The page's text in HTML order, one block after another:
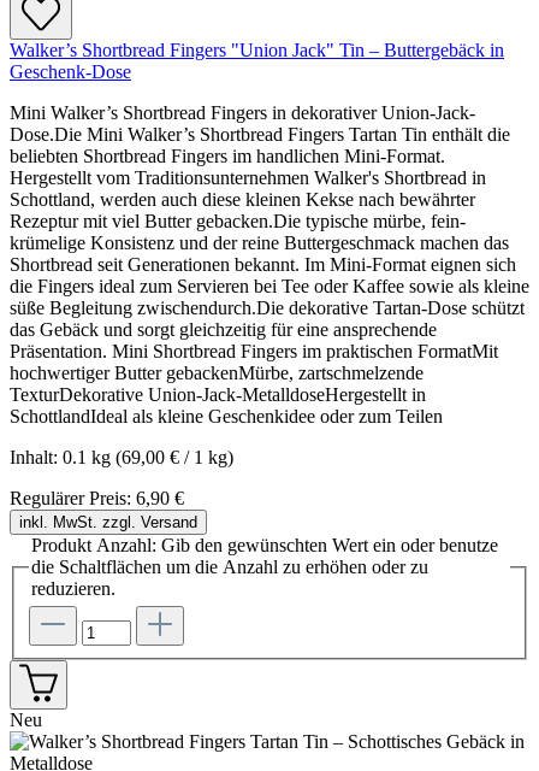
Walker’s Shortbread Fingers "Union Jack" Tin – Buttergebäck in
Geschenk-Dose
Mini Walker’s Shortbread Fingers in dekorativer Union-Jack-
Dose.Die Mini Walker’s Shortbread Fingers Tartan Tin enthält die
beliebten Shortbread Fingers im handlichen Mini-Format.
Hergestellt vom Traditionsunternehmen Walker's Shortbread in
Schottland, werden auch diese kleinen Kekse nach bewährter
Rezeptur mit viel Butter gebacken.Die typische mürbe, fein-
krümelige Konsistenz und der reine Buttergeschmack machen das
Shortbread seit Generationen bekannt. Im Mini-Format eignen sich
die Fingers ideal zum Servieren bei Tee oder Kaffee sowie als kleine
süße Begleitung zwischendurch.Die dekorative Tartan-Dose schützt
das Gebäck und sorgt gleichzeitig für eine ansprechende
Präsentation. Mini Shortbread Fingers im praktischen FormatMit
hochwertiger Butter gebackenMürbe, zartschmelzende
TexturDekorative Union-Jack-MetalldoseHergestellt in
SchottlandIdeal als kleine Geschenkidee oder zum Teilen
Inhalt: 0.1 kg (69,00 € / 1 kg)
Regulärer Preis: 6,90 €
inkl. MwSt. zzgl. Versand
Produkt Anzahl: Gib den gewünschten Wert ein oder benutze
die Schaltflächen um die Anzahl zu erhöhen oder zu
reduzieren.
Neu